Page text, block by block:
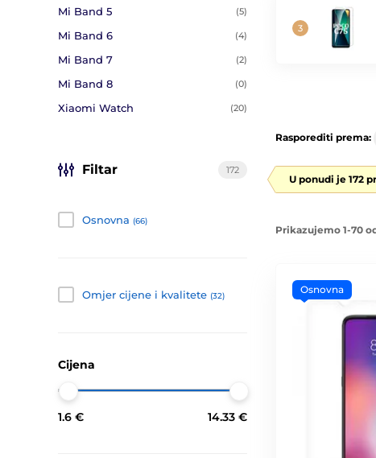
Mi Band 5 (5)
Mi Band 6 (4)
Mi Band 7 (2)
Mi Band 8 (0)
Xiaomi Watch (20)
Filtar 172
Osnovna (66)
Omjer cijene i kvalitete (32)
Cijena
1.6 € 14.33 €
Rasporediti prema:
U ponudi je 172
Prikazujemo 1-70
Osnovna